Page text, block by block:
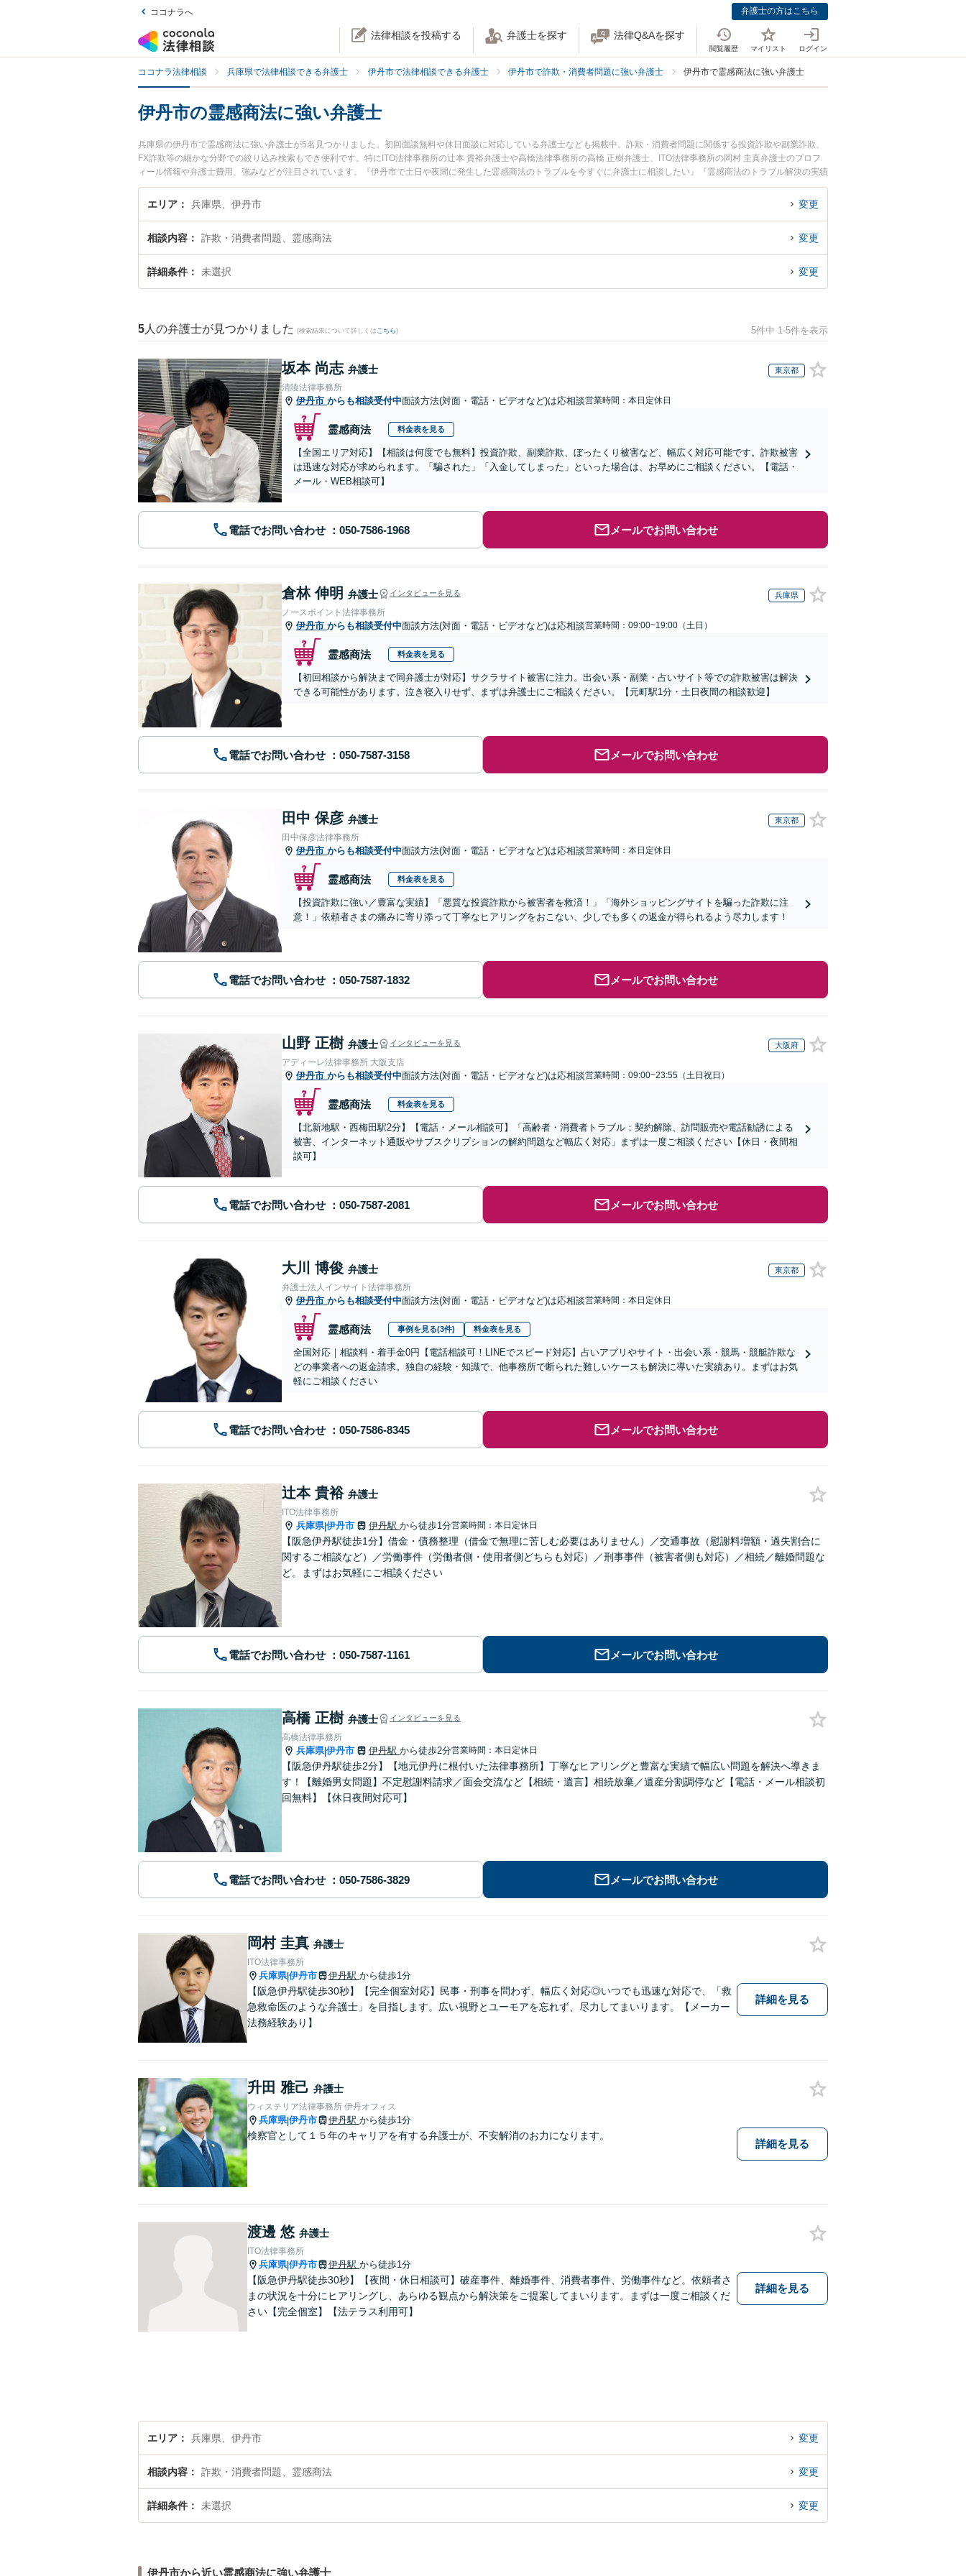
ココナラへ 弁護士の方はこちら
法律相談を投稿する 弁護士を探す 法律Q&Aを探す
閲覧履歴 マイリスト ログイン
ココナラ法律相談 兵庫県で法律相談できる弁護士 伊丹市で法律相談できる弁護士 伊丹市で詐欺・消費者問題に強い弁護士 伊丹市で霊感商法に強い弁護士
伊丹市の霊感商法に強い弁護士
兵庫県の伊丹市で霊感商法に強い弁護士が5名見つかりました。初回面談無料や休日面談に対応している弁護士なども掲載中。詐欺・消費者問題に関係する投資詐欺や副業詐欺、
FX詐欺等の細かな分野での絞り込み検索もでき便利です。特にITO法律事務所の辻本 貴裕弁護士や高橋法律事務所の高橋 正樹弁護士、ITO法律事務所の岡村 圭真弁護士のプロフ
ィール情報や弁護士費用、強みなどが注目されています。『伊丹市で土日や夜間に発生した霊感商法のトラブルを今すぐに弁護士に相談したい』『霊感商法のトラブル解決の実績
豊富な近くの弁護士を検索したい』『初回相談無料で霊感商法を法律相談できる伊丹市内の弁護士に相談予約したい』などでお困りの相談者さんにおすすめです。
エリア 兵庫県、伊丹市 変更
相談内容 詐欺・消費者問題、霊感商法 変更
詳細条件 未選択 変更
5 人の弁護士が見つかりました (検索結果について詳しくは こちら) 5件中 1-5件を表示
坂本 尚志 弁護士 東京都
清陵法律事務所
伊丹市 からも相談受付中面談方法(対面・電話・ビデオなど)は応相談営業時間：本日定休日
霊感商法 料金表を見る
【全国エリア対応】【相談は何度でも無料】投資詐欺、副業詐欺、ぼったくり被害など、幅広く対応可能です。詐欺被害
は迅速な対応が求められます。「騙された」「入金してしまった」といった場合は、お早めにご相談ください。【電話・
メール・WEB相談可】
電話でお問い合わせ メールでお問い合わせ
倉林 伸明 弁護士 インタビューを見る 兵庫県
ノースポイント法律事務所
伊丹市 からも相談受付中面談方法(対面・電話・ビデオなど)は応相談営業時間：09:00~19:00（土日）
霊感商法 料金表を見る
【初回相談から解決まで同弁護士が対応】サクラサイト被害に注力。出会い系・副業・占いサイト等での詐欺被害は解決
できる可能性があります。泣き寝入りせず、まずは弁護士にご相談ください。【元町駅1分・土日夜間の相談歓迎】
電話でお問い合わせ メールでお問い合わせ
田中 保彦 弁護士 東京都
田中保彦法律事務所
伊丹市 からも相談受付中面談方法(対面・電話・ビデオなど)は応相談営業時間：本日定休日
霊感商法 料金表を見る
【投資詐欺に強い／豊富な実績】「悪質な投資詐欺から被害者を救済！」「海外ショッピングサイトを騙った詐欺に注
意！」依頼者さまの痛みに寄り添って丁寧なヒアリングをおこない、少しでも多くの返金が得られるよう尽力します！
電話でお問い合わせ メールでお問い合わせ
山野 正樹 弁護士 インタビューを見る 大阪府
アディーレ法律事務所 大阪支店
伊丹市 からも相談受付中面談方法(対面・電話・ビデオなど)は応相談営業時間：09:00~23:55（土日祝日）
霊感商法 料金表を見る
【北新地駅・西梅田駅2分】【電話・メール相談可】「高齢者・消費者トラブル：契約解除、訪問販売や電話勧誘による
被害、インターネット通販やサブスクリプションの解約問題など幅広く対応」まずは一度ご相談ください【休日・夜間相
談可】
電話でお問い合わせ メールでお問い合わせ
大川 博俊 弁護士 東京都
弁護士法人インサイト法律事務所
伊丹市 からも相談受付中面談方法(対面・電話・ビデオなど)は応相談営業時間：本日定休日
霊感商法 事例を見る(3件) 料金表を見る
全国対応｜相談料・着手金0円【電話相談可！LINEでスピード対応】占いアプリやサイト・出会い系・競馬・競艇詐欺な
どの事業者への返金請求。独自の経験・知識で、他事務所で断られた難しいケースも解決に導いた実績あり。まずはお気
軽にご相談ください
電話でお問い合わせ メールでお問い合わせ
辻本 貴裕 弁護士
ITO法律事務所
兵庫県|伊丹市 伊丹駅 から徒歩1分営業時間：本日定休日
【阪急伊丹駅徒歩1分】借金・債務整理（借金で無理に苦しむ必要はありません）／交通事故（慰謝料増額・過失割合に
関するご相談など）／労働事件（労働者側・使用者側どちらも対応）／刑事事件（被害者側も対応）／相続／離婚問題な
ど。まずはお気軽にご相談ください
電話でお問い合わせ メールでお問い合わせ
高橋 正樹 弁護士 インタビューを見る
高橋法律事務所
兵庫県|伊丹市 伊丹駅 から徒歩2分営業時間：本日定休日
【阪急伊丹駅徒歩2分】【地元伊丹に根付いた法律事務所】丁寧なヒアリングと豊富な実績で幅広い問題を解決へ導きま
す！【離婚男女問題】不定慰謝料請求／面会交流など【相続・遺言】相続放棄／遺産分割調停など【電話・メール相談初
回無料】【休日夜間対応可】
電話でお問い合わせ メールでお問い合わせ
岡村 圭真 弁護士
ITO法律事務所
兵庫県|伊丹市 伊丹駅 から徒歩1分
【阪急伊丹駅徒歩30秒】【完全個室対応】民事・刑事を問わず、幅広く対応◎いつでも迅速な対応で、「救
急救命医のような弁護士」を目指します。広い視野とユーモアを忘れず、尽力してまいります。【メーカー
法務経験あり】
詳細を見る
升田 雅己 弁護士
ウィステリア法律事務所 伊丹オフィス
兵庫県|伊丹市 伊丹駅 から徒歩1分
検察官として１５年のキャリアを有する弁護士が、不安解消のお力になります。
詳細を見る
渡邊 悠 弁護士
ITO法律事務所
兵庫県|伊丹市 伊丹駅 から徒歩1分
【阪急伊丹駅徒歩30秒】【夜間・休日相談可】破産事件、離婚事件、消費者事件、労働事件など。依頼者さ
まの状況を十分にヒアリングし、あらゆる観点から解決策をご提案してまいります。まずは一度ご相談くだ
さい【完全個室】【法テラス利用可】
詳細を見る
エリア 兵庫県、伊丹市 変更
相談内容 詐欺・消費者問題、霊感商法 変更
詳細条件 未選択 変更
伊丹市から近い霊感商法に強い弁護士